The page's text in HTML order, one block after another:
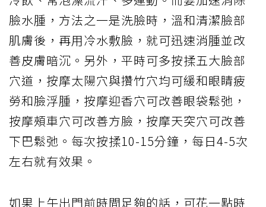
臉水腫，方法之一是洗臉時，溫和清潔臉部
肌膚後，再用冷水敷臉，就可迅速消腫並改
善皮膚暗沉。另外，平時可多按揉五大臉部
穴道，按摩太陽穴與攢竹穴均可緩和眼睛疲
勞和臉浮腫，按摩迎香穴可改善眼袋鬆弛，
按摩頰車穴可改善方臉，按摩天突穴可改善
下巴鬆弛。每次按揉10-15分鐘，每日4-5次
左右就有效果。
如果上午出門前時間足夠的話，可花一點時